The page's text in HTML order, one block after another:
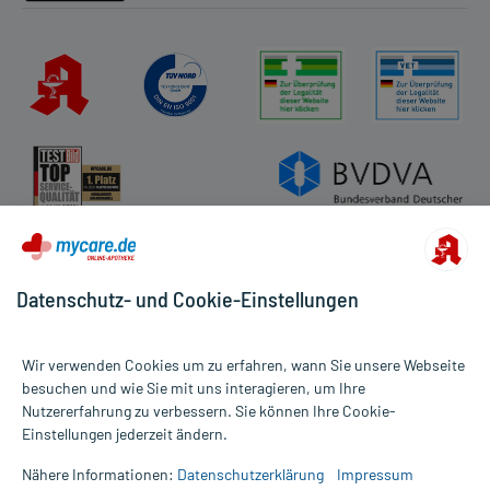
Alle Preise gelten inkl. MwSt., ggf. zzgl. Versandkosten
Informationen auf dieser Website werden ausschließlich für
die Untersuchung und Behandlung durch einen Arzt. Bitte
Datenschutz- und Cookie-Einstellungen
Wir verwenden Cookies um zu erfahren, wann Sie unsere Webseite
besuchen und wie Sie mit uns interagieren, um Ihre
Nutzererfahrung zu verbessern. Sie können Ihre Cookie-
Einstellungen jederzeit ändern.
Nähere Informationen: Datenschutzerklärung Impressum